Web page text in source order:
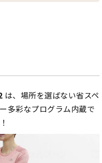
は、場所を選ばない省スペ
多彩なプログラム内蔵で